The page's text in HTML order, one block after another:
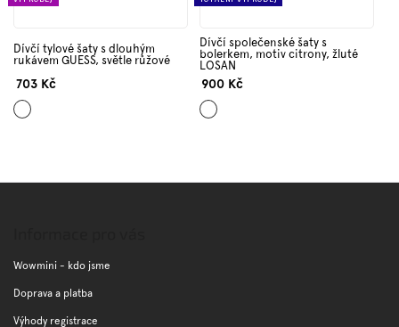
Dívčí tylové šaty s dlouhým
rukávem GUESS, světle růžové
703 Kč
Světle
růžová
Dívčí společenské šaty s
bolerkem, motiv citrony, žluté
LOSAN
900 Kč
Žlutá
Wowmini - kdo jsme
Doprava a platba
Výhody registrace